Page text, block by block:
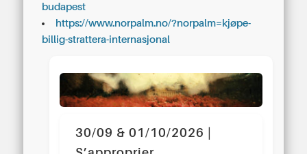
budapest
https://www.norpalm.no/?norpalm=kjøpe-
billig-strattera-internasjonal
30/09 & 01/10/2026 |